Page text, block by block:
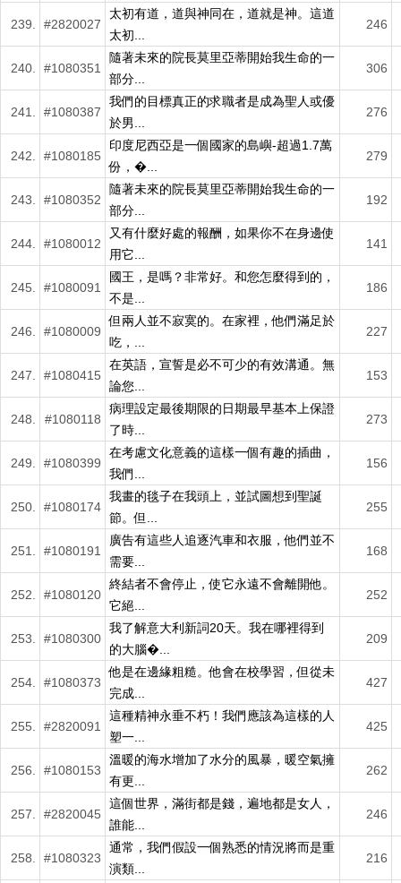
239. #2820027
太初有道，道與神同在，道就是神。這道
太初...
246
240. #1080351
隨著未來的院長莫里亞蒂開始我生命的一
部分...
306
241. #1080387
我們的目標真正的求職者是成為聖人或優
於男...
276
242. #1080185
印度尼西亞是一個國家的島嶼-超過1.7萬
份，�...
279
243. #1080352
隨著未來的院長莫里亞蒂開始我生命的一
部分...
192
244. #1080012
又有什麼好處的報酬，如果你不在身邊使
用它...
141
245. #1080091
國王，是嗎？非常好。和您怎麼得到的，
不是...
186
246. #1080009
但兩人並不寂寞的。在家裡，他們滿足於
吃，...
227
247. #1080415
在英語，宣誓是必不可少的有效溝通。無
論您...
153
248. #1080118
病理設定最後期限的日期最早基本上保證
了時...
273
249. #1080399
在考慮文化意義的這樣一個有趣的插曲，
我們...
156
250. #1080174
我畫的毯子在我頭上，並試圖想到聖誕
節。但...
255
251. #1080191
廣告有這些人追逐汽車和衣服，他們並不
需要...
168
252. #1080120
終結者不會停止，使它永遠不會離開他。
它絕...
252
253. #1080300
我了解意大利新詞20天。我在哪裡得到
的大腦�...
209
254. #1080373
他是在邊緣粗糙。他會在校學習，但從未
完成...
427
255. #2820091
這種精神永垂不朽！我們應該為這樣的人
塑一...
425
256. #1080153
溫暖的海水增加了水分的風暴，暖空氣擁
有更...
262
257. #2820045
這個世界，滿街都是錢，遍地都是女人，
誰能...
246
258. #1080323
通常，我們假設一個熟悉的情況將而是重
演類...
216